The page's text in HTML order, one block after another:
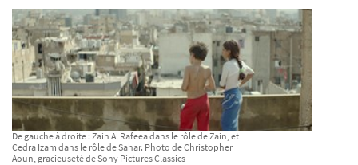
De gauche à droite : Zain Al Rafeea dans le rôle de Zain, et
Cedra Izam dans le rôle de Sahar. Photo de Christopher
Aoun, gracieuseté de Sony Pictures Classics